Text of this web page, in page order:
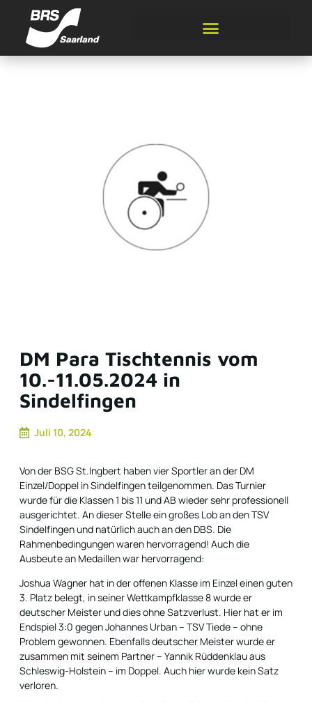
DM Para Tischtennis vom
10.-11.05.2024 in
Sindelfingen
Juli 10, 2024
Von der BSG St.Ingbert haben vier Sportler an der DM
Einzel/Doppel in Sindelfingen teilgenommen. Das Turnier
wurde für die Klassen 1 bis 11 und AB wieder sehr professionell
ausgerichtet. An dieser Stelle ein großes Lob an den TSV
Sindelfingen und natürlich auch an den DBS. Die
Rahmenbedingungen waren hervorragend! Auch die
Ausbeute an Medaillen war hervorragend:
Joshua Wagner hat in der offenen Klasse im Einzel einen guten
3. Platz belegt, in seiner Wettkampfklasse 8 wurde er
deutscher Meister und dies ohne Satzverlust. Hier hat er im
Endspiel 3:0 gegen Johannes Urban – TSV Tiede – ohne
Problem gewonnen. Ebenfalls deutscher Meister wurde er
zusammen mit seinem Partner – Yannik Rüddenklau aus
Schleswig-Holstein – im Doppel. Auch hier wurde kein Satz
verloren.